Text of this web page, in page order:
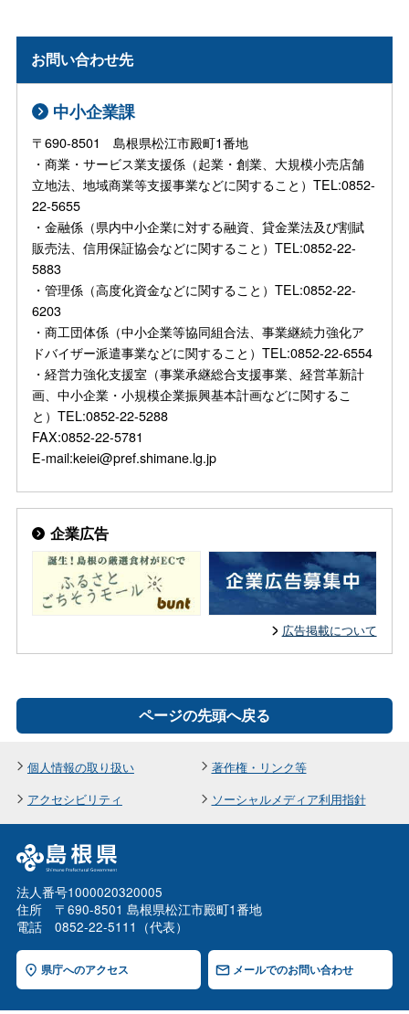
お問い合わせ先
中小企業課
〒690-8501 島根県松江市殿町1番地
・商業・サービス業支援係（起業・創業、大規模小売店舗
立地法、地域商業等支援事業などに関すること）TEL:0852-
22-5655
・金融係（県内中小企業に対する融資、貸金業法及び割賦
販売法、信用保証協会などに関すること）TEL:0852-22-
5883
・管理係（高度化資金などに関すること）TEL:0852-22-
6203
・商工団体係（中小企業等協同組合法、事業継続力強化ア
ドバイザー派遣事業などに関すること）TEL:0852-22-6554
・経営力強化支援室（事業承継総合支援事業、経営革新計
画、中小企業・小規模企業振興基本計画などに関するこ
と）TEL:0852-22-5288
FAX:0852-22-5781
E-mail:keiei@pref.shimane.lg.jp
企業広告
広告掲載について
ページの先頭へ戻る
個人情報の取り扱い
著作権・リンク等
アクセシビリティ
ソーシャルメディア利用指針
法人番号1000020320005
住所 〒690-8501 島根県松江市殿町1番地
電話 0852-22-5111（代表）
県庁へのアクセス メールでのお問い合わせ